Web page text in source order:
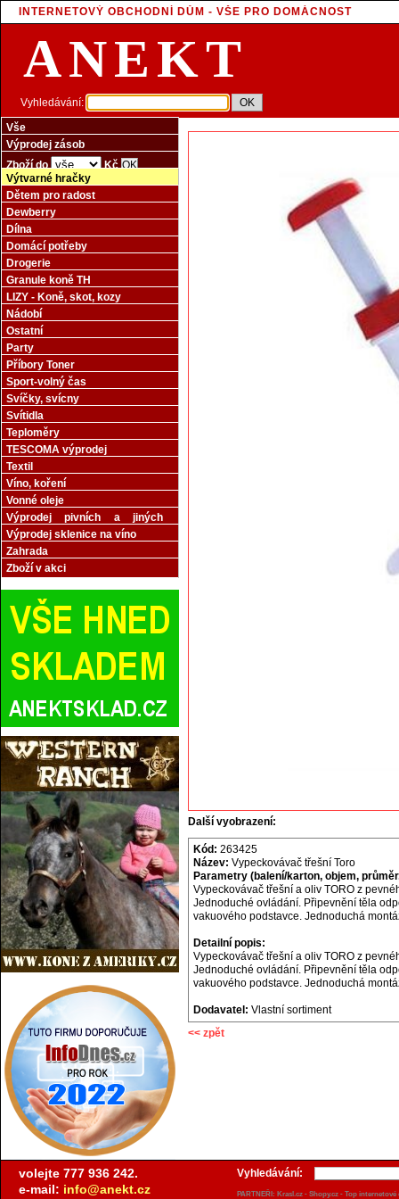
INTERNETOVÝ OBCHODNÍ DŮM - VŠE PRO DOMÁCNOST
ANEKT
Vyhledávání:
Vše
Výprodej zásob
Zboží do
Kč
Výtvarné hračky
Dětem pro radost
Dewberry
Dílna
Domácí potřeby
Drogerie
Granule koně TH
LIZY - Koně, skot, kozy
Nádobí
Ostatní
Party
Příbory Toner
Sport-volný čas
Svíčky, svícny
Svítidla
Teploměry
TESCOMA výprodej
Textil
Víno, koření
Vonné oleje
Výprodej pivních a jiných
sklenic
Výprodej sklenice na víno
Zahrada
Zboží v akci
Další vyobrazení:
Kód: 263425
Název: Vypeckovávač třešní Toro
Parametry (balení/karton, objem,
Vypeckovávač třešní a oliv TORO z
Jednoduché ovládání. Připevnění těla
vakuového podstavce. Jednoduchá
Detailní popis:
Vypeckovávač třešní a oliv TORO z
Jednoduché ovládání. Připevnění těla
vakuového podstavce. Jednoduchá
Dodavatel: Vlastní sortiment
<< zpět
volejte 777 936 242.
e-mail: info@anekt.cz
Vyhledávání:
PARTNEŘI: Krasl.cz - Shopy.cz - Top internetové